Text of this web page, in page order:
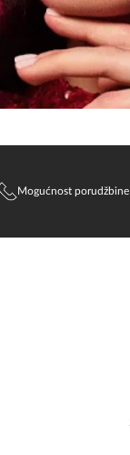
Mogućnost
Zdravo, tu
poručite